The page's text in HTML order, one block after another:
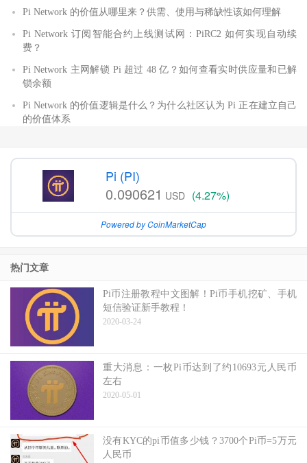
Pi Network 的价值从哪里来？供需、使用与稀缺性该如何理解
Pi Network 订阅智能合约上线测试网：PiRC2 如何实现自动续
费？
Pi Network 主网解锁 Pi 超过 48 亿？如何查看实时供应量和已解
锁余额
Pi Network 的价值逻辑是什么？为什么社区认为 Pi 正在建立自己
的价值体系
Pi (PI)
0.090621 USD (4.27%)
Powered by CoinMarketCap
热门文章
Pi币注册教程中文图解！Pi币手机挖矿、手机
短信验证新手教程！
2020-03-24
重大消息：一枚Pi币达到了约10693元人民币
左右
2020-05-01
没有KYC的pi币值多少钱？3700个Pi币=5万元
人民币